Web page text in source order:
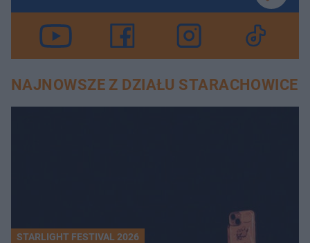
NAJNOWSZE Z DZIAŁU STARACHOWICE
STARLIGHT FESTIVAL 2026